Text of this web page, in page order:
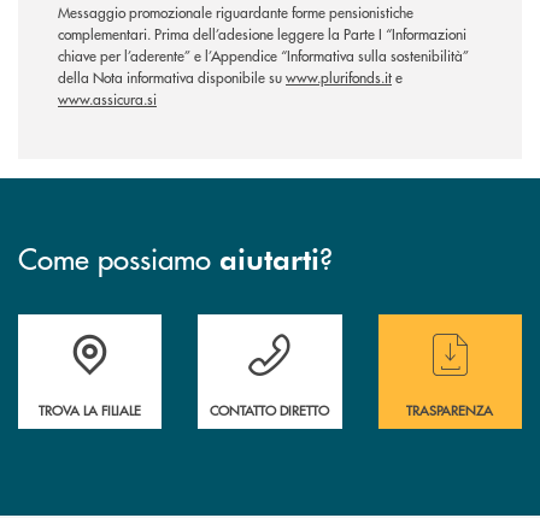
Messaggio promozionale riguardante forme pensionistiche
complementari. Prima dell’adesione leggere la Parte I “Informazioni
chiave per l’aderente” e l’Appendice “Informativa sulla sostenibilità”
della Nota informativa disponibile suwww.plurifonds.ite
www.assicura.si
Come possiamo aiutarti?
Accedi all' elenco completo delle filiali
TROVA LA FILIALE
Hai bisogno di assistenza immediata ?
CONTATTO DIRETTO
Hai bisogno di
TRASPARENZA